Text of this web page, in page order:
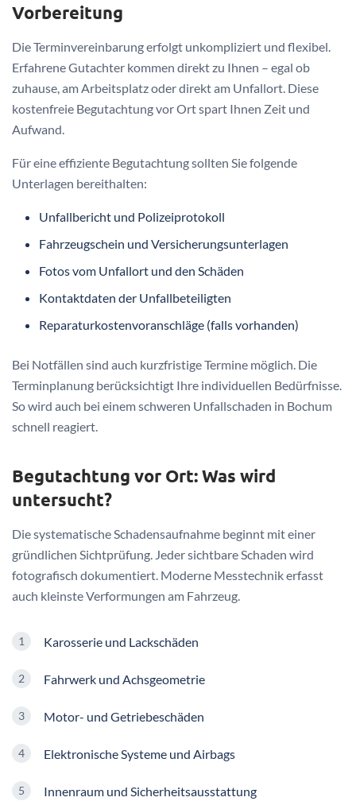
Vorbereitung
Die Terminvereinbarung erfolgt unkompliziert und flexibel.
Erfahrene Gutachter kommen direkt zu Ihnen – egal ob
zuhause, am Arbeitsplatz oder direkt am Unfallort. Diese
kostenfreie Begutachtung vor Ort spart Ihnen Zeit und
Aufwand.
Für eine effiziente Begutachtung sollten Sie folgende
Unterlagen bereithalten:
Unfallbericht und Polizeiprotokoll
Fahrzeugschein und Versicherungsunterlagen
Fotos vom Unfallort und den Schäden
Kontaktdaten der Unfallbeteiligten
Reparaturkostenvoranschläge (falls vorhanden)
Bei Notfällen sind auch kurzfristige Termine möglich. Die
Terminplanung berücksichtigt Ihre individuellen Bedürfnisse.
So wird auch bei einem schweren Unfallschaden in Bochum
schnell reagiert.
Begutachtung vor Ort: Was wird
untersucht?
Die systematische Schadensaufnahme beginnt mit einer
gründlichen Sichtprüfung. Jeder sichtbare Schaden wird
fotografisch dokumentiert. Moderne Messtechnik erfasst
auch kleinste Verformungen am Fahrzeug.
Karosserie und Lackschäden
Fahrwerk und Achsgeometrie
Motor- und Getriebeschäden
Elektronische Systeme und Airbags
Innenraum und Sicherheitsausstattung